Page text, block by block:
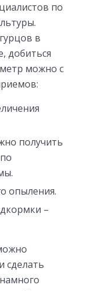
по
в
добиться
можно с
получить
опыления.
–
сделать